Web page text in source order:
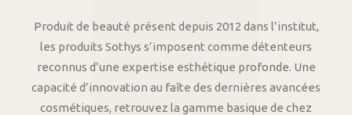
Produit de beauté présent depuis 2012 dans l’institut,
les produits Sothys s’imposent comme détenteurs
reconnus d’une expertise esthétique profonde. Une
capacité d’innovation au faîte des dernières avancées
cosmétiques, retrouvez la gamme basique de chez